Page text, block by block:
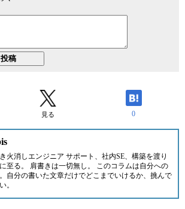
見る 0
火消しエンジニア サポート、社内SE、構築を渡り
至る。 肩書きは一切無し。 このコラムは自分への
自分の書いた文章だけでどこまでいけるか、挑んで
。